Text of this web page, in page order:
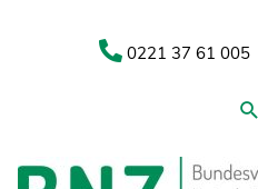
0221 37 61 005